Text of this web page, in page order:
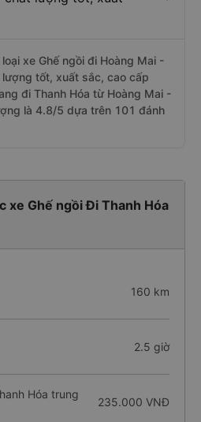
xe Ghế ngồi đi Hoàng Mai -
lượng tốt, xuất sắc, cao cấp
đi Thanh Hóa từ Hoàng Mai -
là 4.8/5 dựa trên 101 đánh
xe Ghế ngồi Đi Thanh Hóa
160 km
2.5 giờ
Hóa trung
235.000 VNĐ